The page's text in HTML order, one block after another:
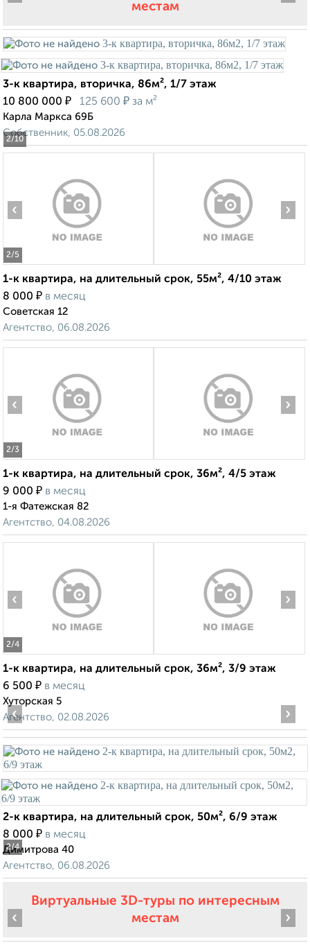
местам
2/10
3-к квартира, вторичка, 86м², 1/7 этаж
10 800 000 ₽ 125 600 ₽ за м²
Карла Маркса 69Б
Собственник, 05.08.2026
2/5
‹ ›
1-к квартира, на длительный срок, 55м², 4/10 этаж
8 000 ₽ в месяц
Советская 12
Агентство, 06.08.2026
2/3
‹ ›
1-к квартира, на длительный срок, 36м², 4/5 этаж
9 000 ₽ в месяц
1-я Фатежская 82
Агентство, 04.08.2026
2/4
‹ ›
1-к квартира, на длительный срок, 36м², 3/9 этаж
6 500 ₽ в месяц
Хуторская 5
Агентство, 02.08.2026
2/4
‹ ›
2-к квартира, на длительный срок, 50м², 6/9 этаж
8 000 ₽ в месяц
Димитрова 40
Агентство, 06.08.2026
Виртуальные 3D-туры по интересным
местам
‹ ›